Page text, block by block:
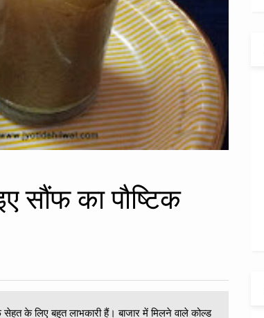
सौंफ का पौष्टिक
सेहत के लिए बहुत लाभकारी हैं। बाजार में मिलने वाले कोल्ड